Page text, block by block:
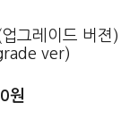
그레이드 버
ver)
원